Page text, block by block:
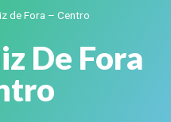
de Fora – Centro
De Fora